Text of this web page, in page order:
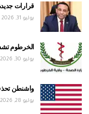
قرارات
يوليو 31, 2026
الخرطوم
يوليو 30, 2026
واشنطن
يوليو 28, 2026